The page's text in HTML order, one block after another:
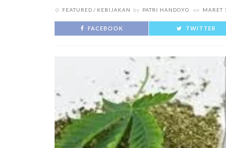
FEATURED KEBIJAKAN by PATRI HANDOYO on MARET
FACEBOOK TWITTER